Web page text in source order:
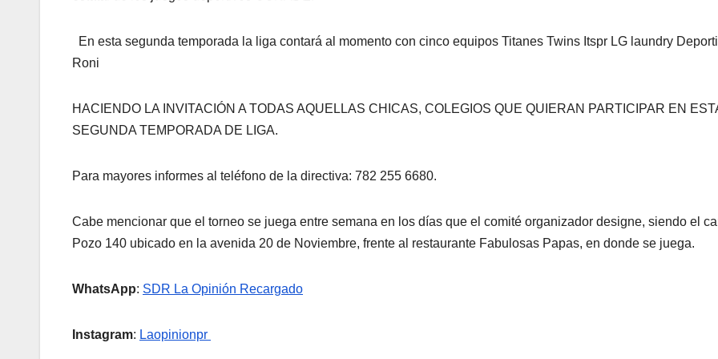
En esta segunda temporada la liga contará al momento con cinco equipos Titanes Twins Itspr LG laundry
Roni
HACIENDO LA INVITACIÓN A TODAS AQUELLAS CHICAS, COLEGIOS QUE QUIERAN PARTICIPAR EN
SEGUNDA TEMPORADA DE LIGA.
Para mayores informes al teléfono de la directiva: 782 255 6680.
Cabe mencionar que el torneo se juega entre semana en los días que el comité organizador designe, siendo el
Pozo 140 ubicado en la avenida 20 de Noviembre, frente al restaurante Fabulosas Papas, en donde se juega.
WhatsApp: SDR La Opinión Recargado
Instagram: Laopinionpr